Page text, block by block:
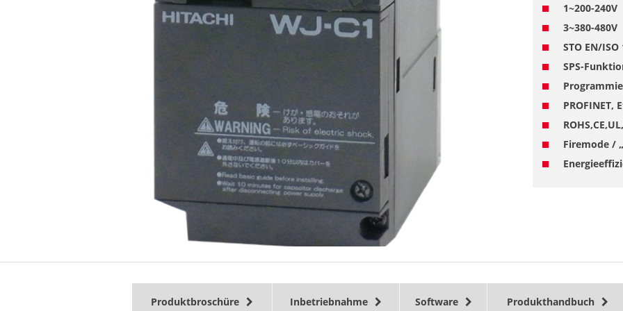
1~200-240V
3~380-480V
STO EN/
SPS-
PROFINET,
Firemode /
Produktbroschüre Inbetriebnahme Software Produkthandbuch